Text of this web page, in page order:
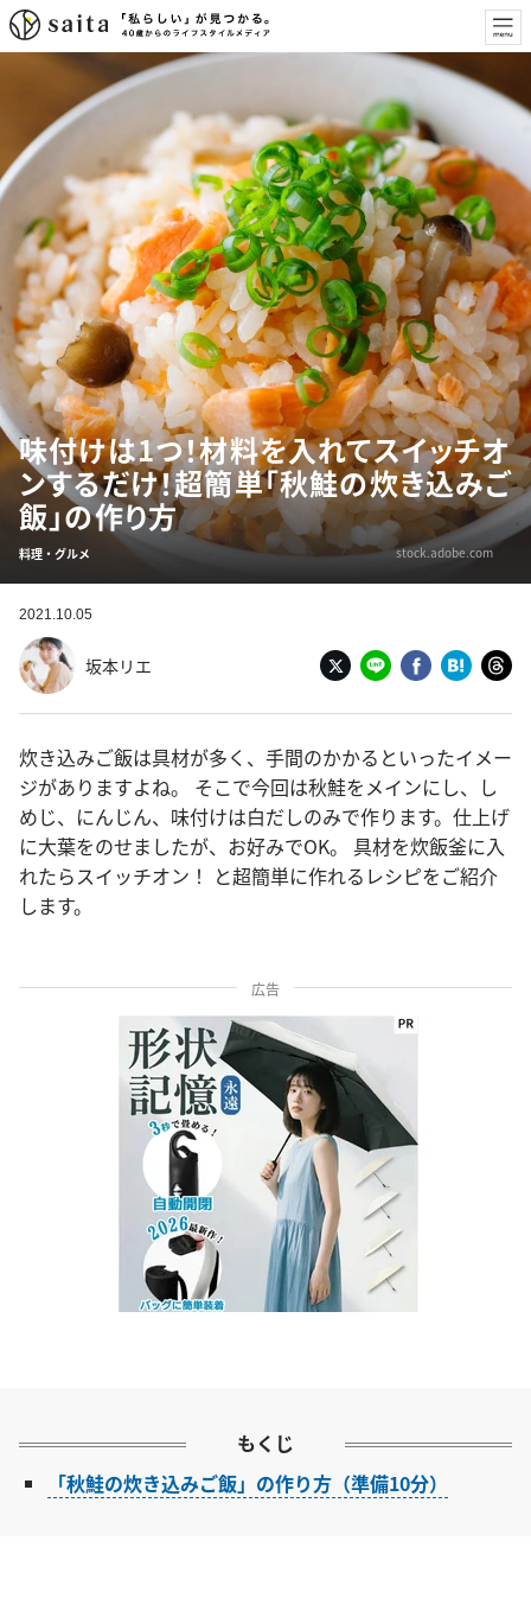
味付けは1つ！材料を入れてスイッチオ
ンするだけ！超簡単「秋鮭の炊き込みご
飯」の作り方
料理・グルメ stock.adobe.com
2021.10.05
坂本リエ
炊き込みご飯は具材が多く、手間のかかるといったイメー
ジがありますよね。 そこで今回は秋鮭をメインにし、し
めじ、にんじん、味付けは白だしのみで作ります。仕上げ
に大葉をのせましたが、お好みでOK。 具材を炊飯釜に入
れたらスイッチオン！ と超簡単に作れるレシピをご紹介
します。
広告
もくじ
「秋鮭の炊き込みご飯」の作り方（準備10分）